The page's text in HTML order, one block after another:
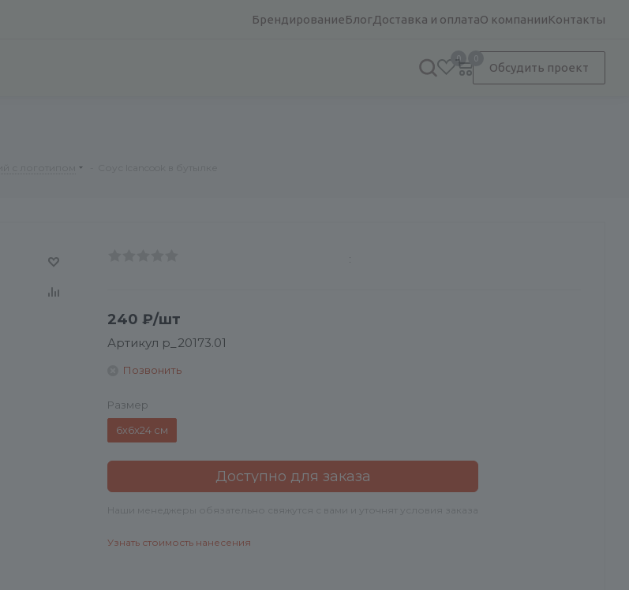
БрендированиеБлогДоставка и оплатаО компанииКонтакты
0
Обсудить проект
:
240 ₽/шт
Артикул p_20173.01
Позвонить
Размер
6х6х24 см
Доступно для заказа
Узнать стоимость нанесения